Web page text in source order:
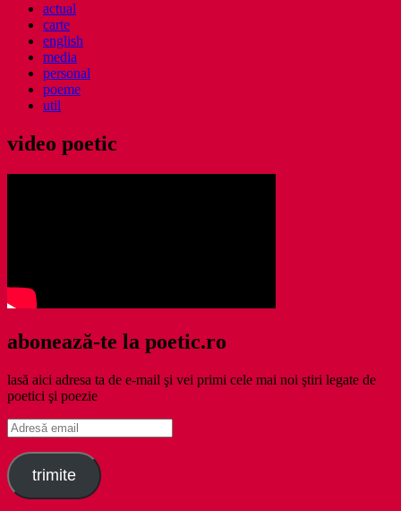
actual
carte
english
media
personal
poeme
util
video poetic
abonează-te la poetic.ro
lasă aici adresa ta de e-mail şi vei primi cele mai noi ştiri legate de
poetici şi poezie
Adresă
email
trimite